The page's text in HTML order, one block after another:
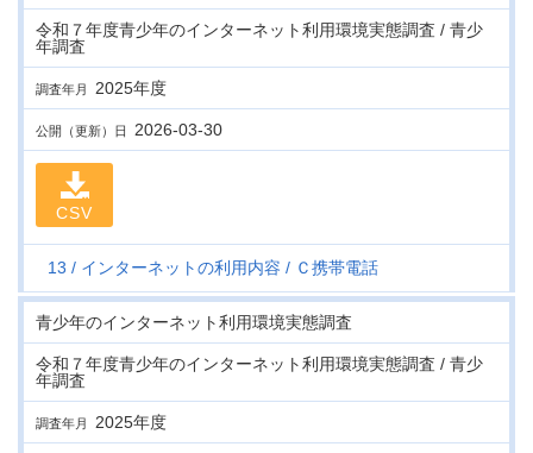
令和７年度青少年のインターネット利用環境実態調査 / 青少
年調査
調査年月 2025年度
公開（更新）日 2026-03-30
CSV
13 インターネットの利用内容 Ｃ携帯電話
青少年のインターネット利用環境実態調査
令和７年度青少年のインターネット利用環境実態調査 / 青少
年調査
調査年月 2025年度